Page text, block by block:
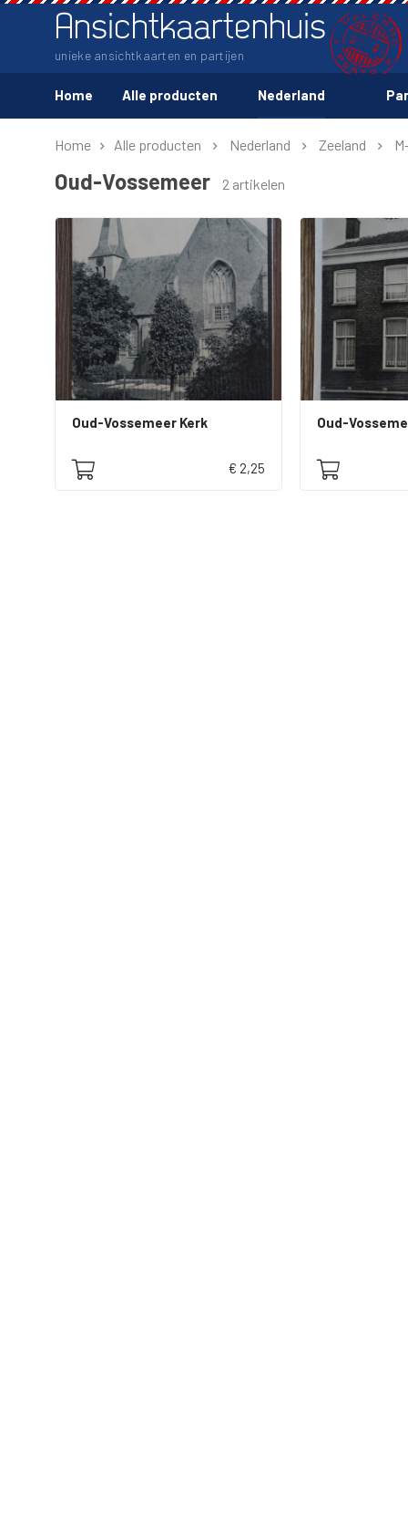
Ansichtkaartenhuis
unieke ansichtkaarten en partijen
Home Alle producten Nederland
Home Alle producten Nederland Zeeland
Oud-Vossemeer 2 artikelen
Oud-Vossemeer Kerk
€ 2,25